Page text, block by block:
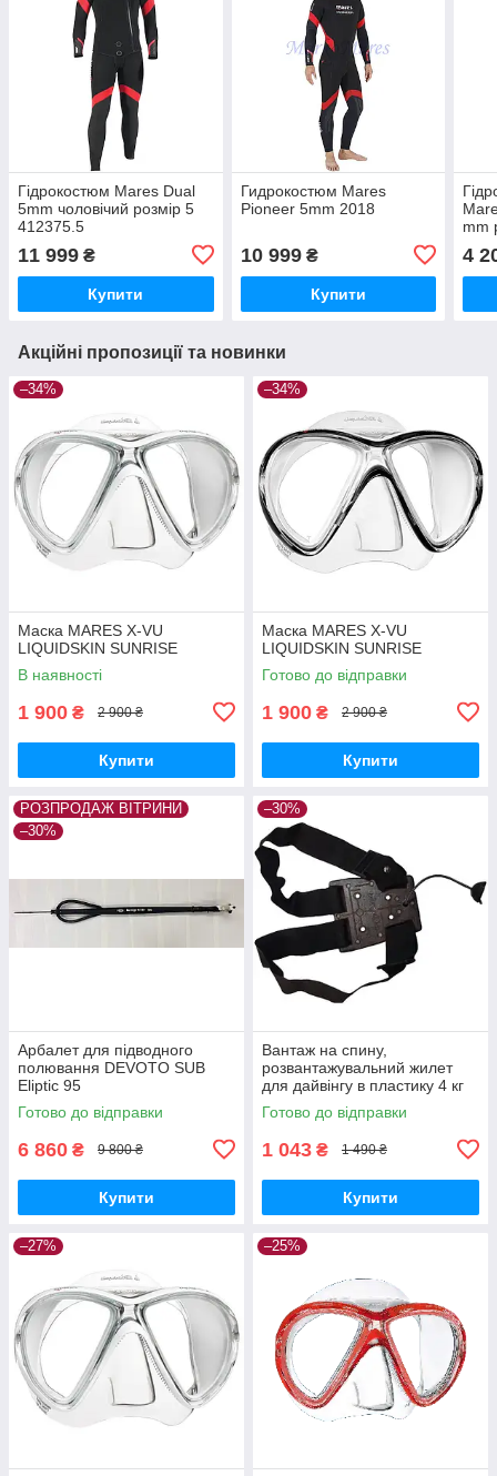
Гідрокостюм Mares Dual
5mm чоловічий розмір 5
412375.5
11 999 ₴
Купити
Гидрокостюм Mares
Pioneer 5mm 2018
10 999₴
Купити
mm
4
Акційні пропозиції та новинки
–34%
Маска MARES X-VU
LIQUIDSKIN SUNRISE
В наявності
1 900 ₴ 2 900 ₴
Купити
–34%
Маска MARES X-VU
LIQUIDSKIN SUNRISE
Готово до відправки
1 900 ₴ 2 900 ₴
Купити
РОЗПРОДАЖ ВІТРИНИ
–30%
Арбалет для підводного
полювання DEVOTO SUB
Eliptic 95
Готово до відправки
6 860 ₴ 9 800 ₴
Купити
–30%
Вантаж на спину,
розвантажувальний жилет
для дайвінгу в пластику 4 кг
М0100
Готово до відправки
1 043 ₴ 1 490 ₴
Купити
–27% –25%